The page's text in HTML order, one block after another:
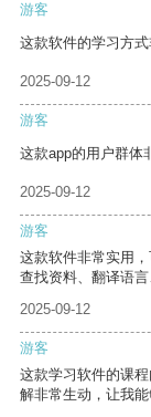
游客
这款软件的学习方
2025-09-12
游客
这款app的用户群体
2025-09-12
游客
这款软件非常实用
查找资料、翻译语言
2025-09-12
游客
这款学习软件的课
解非常生动，让我能